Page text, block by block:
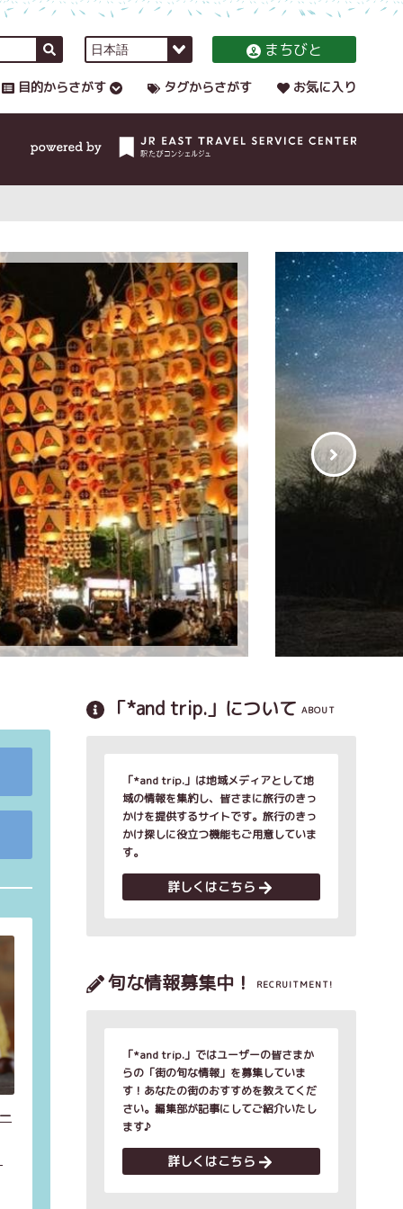
まちびと
目的からさがす タグからさがす お気に入り
「*and trip.」について ABOUT
「*and trip.」は地域メディアとして地
域の情報を集約し、皆さまに旅行のきっ
かけを提供するサイトです。旅行のきっ
かけ探しに役立つ機能もご用意していま
す。
詳しくはこちら
旬な情報募集中！ RECRUITMENT!
「*and trip.」ではユーザーの皆さまか
らの「街の旬な情報」を募集していま
す！あなたの街のおすすめを教えてくだ
さい。編集部が記事にしてご紹介いたし
ます♪
詳しくはこちら